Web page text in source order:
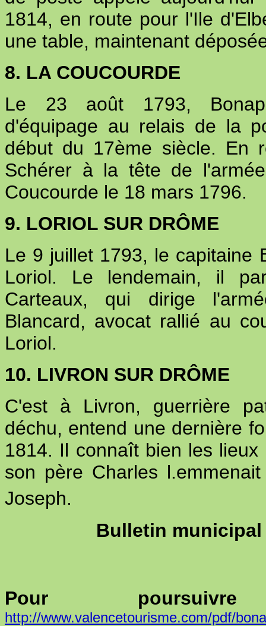
1814, en route pour l'Ile
une table, maintenant
8. LA COUCOURDE
Le 23 août 1793,
d'équipage au relais de la
début du 17ème siècle. En
Schérer à la tête de
Coucourde le 18 mars 1796.
9. LORIOL SUR DRÔME
Le 9 juillet 1793, le capitaine
Loriol. Le lendemain, il
Carteaux, qui dirige
Blancard, avocat rallié au
Loriol.
10. LIVRON SUR DRÔME
C'est à Livron, guerrière
déchu, entend une dernière
1814. Il connaît bien les
son père Charles
Joseph.
Bulletin municipal
Pour
http://www.valencetourisme.com/pdf/